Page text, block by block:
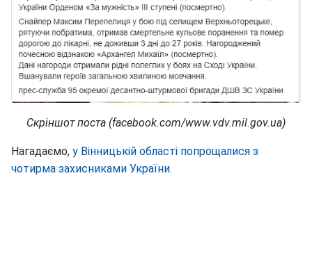
Скріншот поста (facebook.com/www.vdv.mil.gov.ua)
Нагадаємо, у Вінницькій області попрощалися з
чотирма захисниками України.